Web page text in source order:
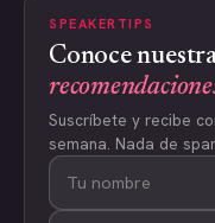
SPEAKERTIPS
Conoce
Suscríbete y recibe
semana. Nada de